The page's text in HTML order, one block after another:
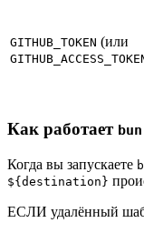
GITHUB_TOKEN (или
Как работает
Когда вы запускаете
${destination}
ЕСЛИ удалённый